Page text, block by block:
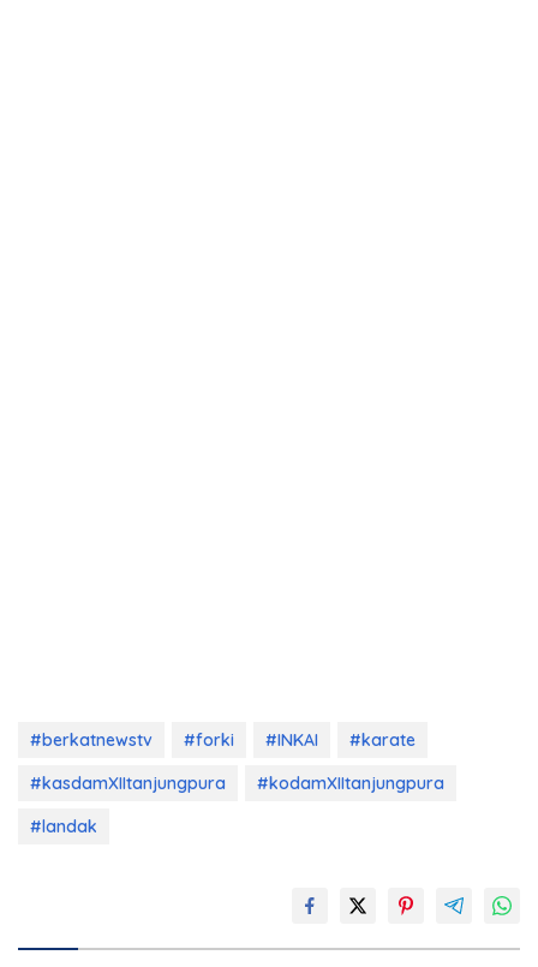
#berkatnewstv #forki #INKAI
#karate
#kasdamXIItanjungpura
#kodamXIItanjungpura
#landak